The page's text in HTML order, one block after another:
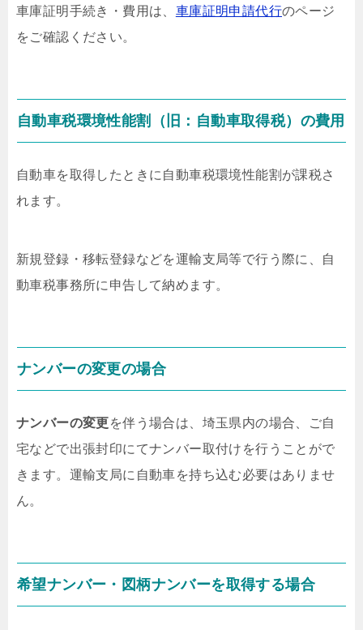
車庫証明手続き・費用は、 車庫証明申請代行のページ
をご確認ください。
自動車税環境性能割（旧：自動車取得税）の費用
自動車を取得したときに自動車税環境性能割が課税さ
れます。
新規登録・移転登録などを運輸支局等で行う際に、自
動車税事務所に申告して納めます。
ナンバーの変更の場合
ナンバーの変更を伴う場合は、埼玉県内の場合、ご自
宅などで出張封印にてナンバー取付けを行うことがで
きます。 運輸支局に自動車を持ち込む必要はありませ
ん。
希望ナンバー・図柄ナンバーを取得する場合